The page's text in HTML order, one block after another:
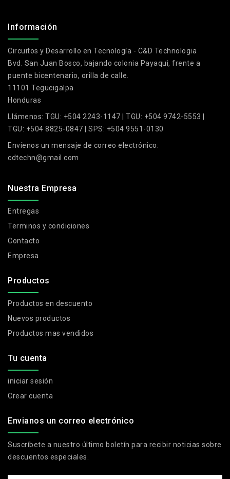
Información
Circuitos y Desarrollo en Tecnología - C&D Technologia
Bvd. San Juan Bosco, bajando colonia Payaqui, frente a
puente bicentenario, orilla de calle.
11101 Tegucigalpa
Honduras
Llámenos: TGU: +504 2243-1147 | TGU: +504 9742-5553 |
TGU: +504 8825-0847 | SPS: +504 9551-0130
Envíenos un mensaje de correo electrónico:
cdtechn@gmail.com
Nuestra Empresa
Entregas
Terminos y condiciones
Contacto
Empresa
Productos
Productos en descuento
Nuevos productos
Productos mas vendidos
Tu cuenta
iniciar sesión
Crear cuenta
Envianos un correo electrónico
Suscríbete a nuestro último boletín para recibir noticias sobre
descuentos especiales.